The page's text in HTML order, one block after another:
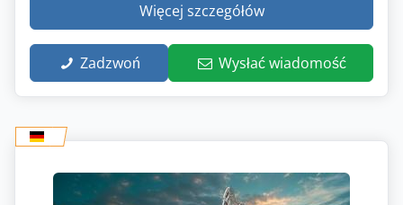
Więcej szczegółów
Zadzwoń Wysłać wiadomość